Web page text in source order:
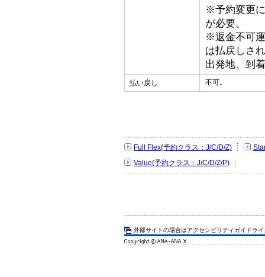
※予約変更
が必要。
※返金不可
は払戻しさ
出発地、到
払い戻し 不可。
Full Flex(予約クラス：J/C/D/Z)
Value(予約クラス：J/C/D/Z/P)
外部サイトの場合はアクセシビリティガイドラ